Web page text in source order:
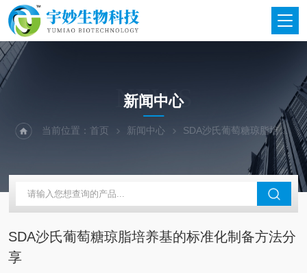
NEWS
新闻中心
当前位置：首页 新闻中心 SDA沙氏葡萄糖琼脂培养基的标准化制备方法分享
SDA沙氏葡萄糖琼脂培养基的标准化制备方法分
享